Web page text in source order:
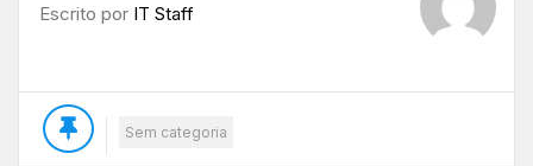
Escrito por IT Staff
Sem categoria